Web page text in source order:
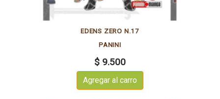
EDENS ZERO N.17
PANINI
$ 9.500
Agregar al carro